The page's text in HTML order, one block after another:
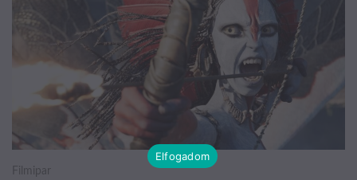
Filmipar
Elfogadom